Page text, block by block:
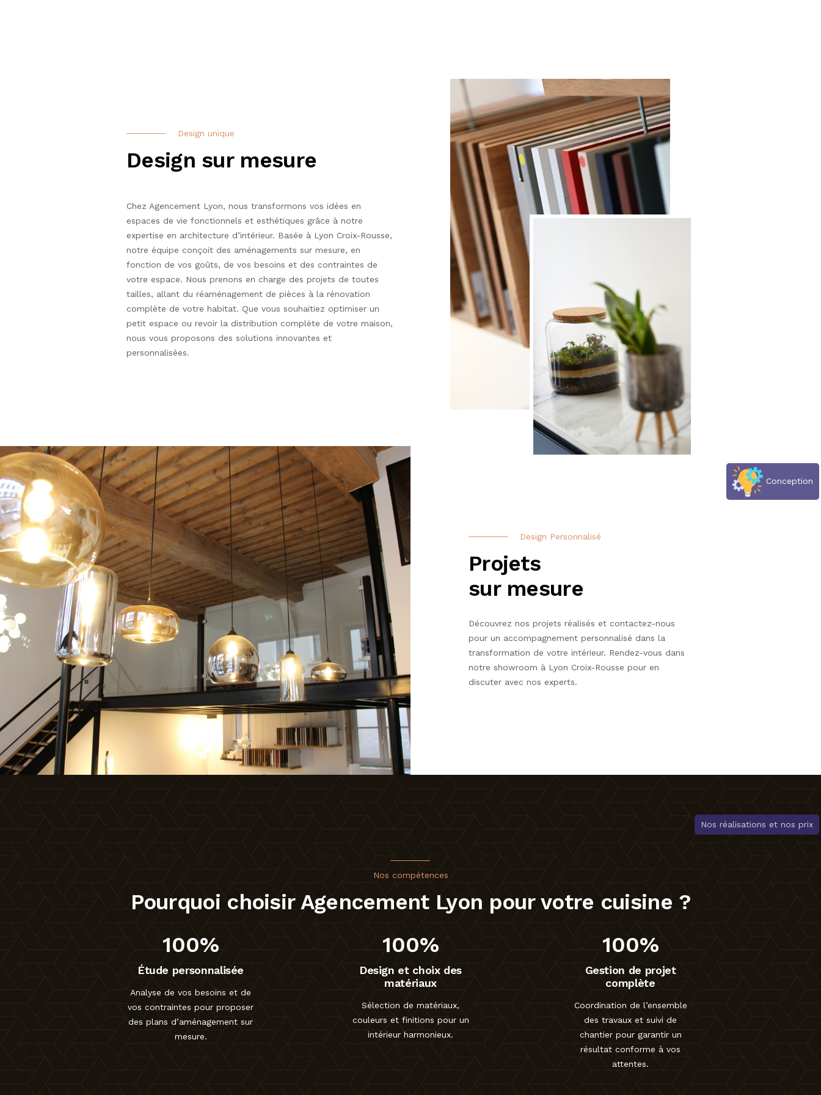
Design unique
Design sur mesure
Chez Agencement Lyon, nous transformons vos idées en
espaces de vie fonctionnels et esthétiques grâce à notre
expertise en architecture d’intérieur. Basée à Lyon Croix-Rousse,
notre équipe conçoit des aménagements sur mesure, en
fonction de vos goûts, de vos besoins et des contraintes de
votre espace. Nous prenons en charge des projets de toutes
tailles, allant du réaménagement de pièces à la rénovation
complète de votre habitat. Que vous souhaitiez optimiser un
petit espace ou revoir la distribution complète de votre maison,
nous vous proposons des solutions innovantes et
personnalisées.
Design Personnalisé
Projets
sur mesure
Découvrez nos projets réalisés et contactez-nous
pour un accompagnement personnalisé dans la
transformation de votre intérieur. Rendez-vous dans
notre showroom à Lyon Croix-Rousse pour en
discuter avec nos experts.
Nos compétences
Pourquoi choisir Agencement Lyon pour votre cuisine ?
100%
Étude personnalisée
Analyse de vos besoins et de
vos contraintes pour proposer
des plans d’aménagement sur
mesure.
100%
Design et choix des
matériaux
Sélection de matériaux,
couleurs et finitions pour un
intérieur harmonieux.
100%
Gestion de projet
complète
Coordination de l’ensemble
des travaux et suivi de
chantier pour garantir un
résultat conforme à vos
attentes.
Conception
Nos réalisations et nos prix